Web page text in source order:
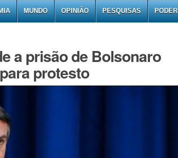
MUNDO OPINIÃO PESQUISAS PODER
a prisão de Bolsonaro
protesto